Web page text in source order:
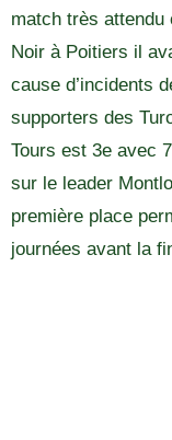
match très
Noir à Poitiers il
cause d’incidents
supporters des
Tours est 3e avec
sur le leader
première place
journées avant la